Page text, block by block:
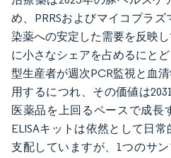
め、PRRSおよびマイコプラ
染薬への安定した需要を反映
に小さなシェアを占めるにと
型生産者が週次PCR監視と血
用するにつれ、その価値は
医薬品を上回るペースで成長
ELISAキットは依然として日
支配していますが、1つのサ